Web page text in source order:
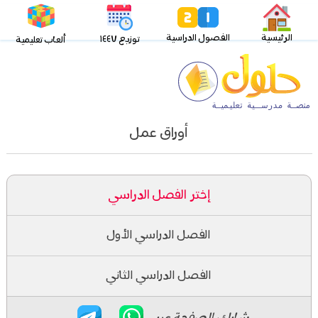
الرئيسية الفصول الدراسية توزيع ١٤٤٧ ألعاب تعليمية
أوراق عمل
إختر الفصل الدراسي
الفصل الدراسي الأول
الفصل الدراسي الثاني